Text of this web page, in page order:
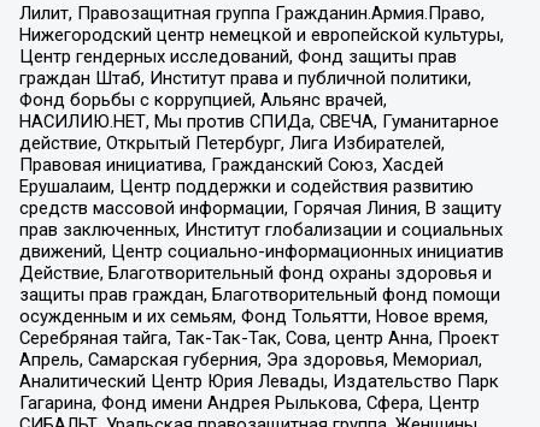
Лилит, Правозащитная группа Гражданин.Армия.Право,
Нижегородский центр немецкой и европейской культуры,
Центр гендерных исследований, Фонд защиты прав
граждан Штаб, Институт права и публичной политики,
Фонд борьбы с коррупцией, Альянс врачей,
НАСИЛИЮ.НЕТ, Мы против СПИДа, СВЕЧА, Гуманитарное
действие, Открытый Петербург, Лига Избирателей,
Правовая инициатива, Гражданский Союз, Хасдей
Ерушалаим, Центр поддержки и содействия развитию
средств массовой информации, Горячая Линия, В защиту
прав заключенных, Институт глобализации и социальных
движений, Центр социально-информационных инициатив
Действие, Благотворительный фонд охраны здоровья и
защиты прав граждан, Благотворительный фонд помощи
осужденным и их семьям, Фонд Тольятти, Новое время,
Серебряная тайга, Так-Так-Так, Сова, центр Анна, Проект
Апрель, Самарская губерния, Эра здоровья, Мемориал,
Аналитический Центр Юрия Левады, Издательство Парк
Гагарина, Фонд имени Андрея Рылькова, Сфера, Центр